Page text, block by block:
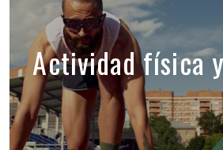
Actividad física